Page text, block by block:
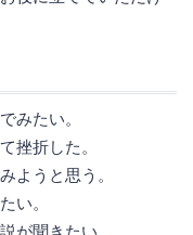
みたい。
挫折した。
ようと思う。
い。